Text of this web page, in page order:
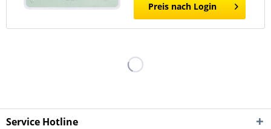
Preis nach Login
Service Hotline